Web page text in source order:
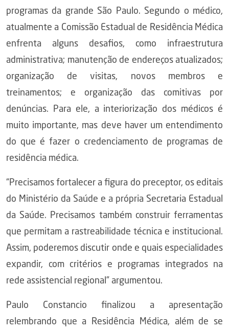
programas da grande São Paulo. Segundo o médico,
atualmente a Comissão Estadual de Residência Médica
enfrenta alguns desafios, como infraestrutura
administrativa; manutenção de endereços atualizados;
organização de visitas, novos membros e
treinamentos; e organização das comitivas por
denúncias. Para ele, a interiorização dos médicos é
muito importante, mas deve haver um entendimento
do que é fazer o credenciamento de programas de
residência médica.
“Precisamos fortalecer a figura do preceptor, os editais
do Ministério da Saúde e a própria Secretaria Estadual
da Saúde. Precisamos também construir ferramentas
que permitam a rastreabilidade técnica e institucional.
Assim, poderemos discutir onde e quais especialidades
expandir, com critérios e programas integrados na
rede assistencial regional” argumentou.
Paulo Constancio finalizou a apresentação
relembrando que a Residência Médica, além de se